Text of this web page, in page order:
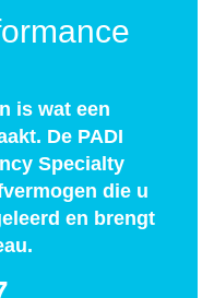
is wat een
De PADI
Specialty
die u
en brengt